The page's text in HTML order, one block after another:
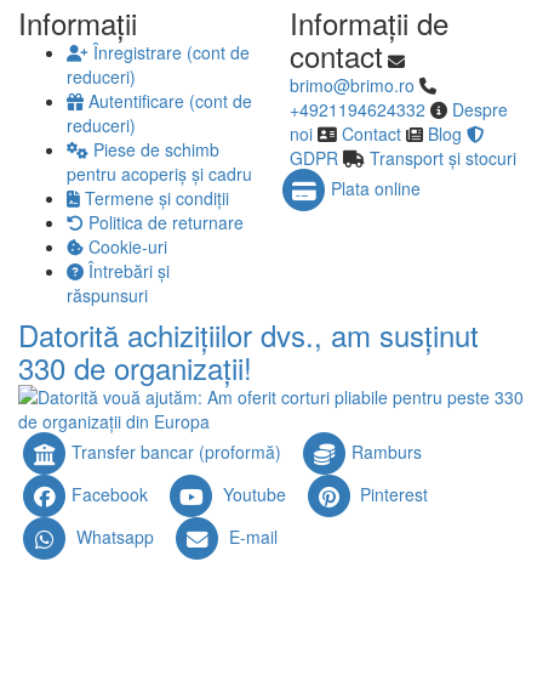
Informaţii
Înregistrare (cont de
reduceri)
Autentificare (cont de
reduceri)
Piese de schimb
pentru acoperiș și cadru
Termene și condiții
Politica de returnare
Cookie-uri
Întrebări și
răspunsuri
Informaţii de
contact
brimo@brimo.ro
+4921194624332
Despre
noi
Contact
Blog
GDPR
Transport și stocuri
Datorită achizițiilor dvs., am susținut
330 de organizații!
Plata online
Transfer bancar (proformă)
Ramburs
Facebook
Youtube
Pinterest
Whatsapp
E-mail